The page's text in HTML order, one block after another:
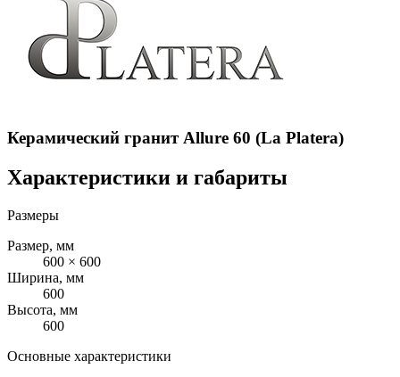
Керамический гранит Allure 60 (La Platera)
Характеристики и габариты
Размеры
Размер, мм
600 × 600
Ширина, мм
600
Высота, мм
600
Основные характеристики